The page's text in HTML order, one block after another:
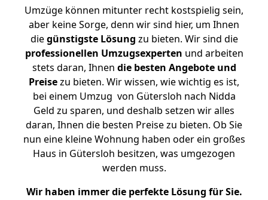
Umzüge können mitunter recht kostspielig sein,
aber keine Sorge, denn wir sind hier, um Ihnen
diegünstigste Lösung zu bieten. Wir sind die
professionellen Umzugsexperten und arbeiten
stets daran, Ihnen die besten Angebote und
Preisezu bieten. Wir wissen, wie wichtig es ist,
bei einem Umzug von Gütersloh nach Nidda
Geld zu sparen, und deshalb setzen wir alles
daran, Ihnen die besten Preise zu bieten. Ob Sie
nun eine kleine Wohnung haben oder ein großes
Haus in Gütersloh besitzen, was umgezogen
werden muss.
Wir haben immer die perfekte Lösung für Sie.